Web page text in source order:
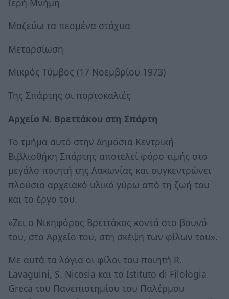
Μαζεύω τα πεσμένα στάχυα
Μεταρσίωση
Μικρός Τύμβος (17 Νοεμβρίου 1973)
Της Σπάρτης οι πορτοκαλιές
Αρχείο N. Βρεττάκου στη Σπάρτη
Το τμήμα αυτό στην Δημόσια Κεντρική
Βιβλιοθήκη Σπάρτης αποτελεί φόρο τιμής στο
μεγάλο ποιητή της Λακωνίας και συγκεντρώνει
πλούσιο αρχειακό υλικό γύρω από τη ζωή του
και το έργο του.
«Ζει ο Νικηφόρος Βρεττάκος κοντά στο βουνό
του, στο Αρχείο του, στη σκέψη των φίλων του».
Με αυτά τα λόγια οι φίλοι του ποιητή R.
Lavaguini, S. Nicosia και το Istituto di Filologia
Greca του Πανεπιστημίου του Παλέρμου